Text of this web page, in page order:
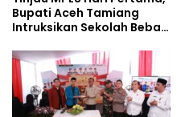
Bupati Aceh Tamiang
Intruksikan Sekolah Bebas